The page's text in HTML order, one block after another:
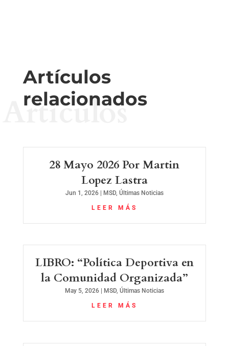
Artículos
relacionados
Artículos
28 Mayo 2026 Por Martin
Lopez Lastra
Jun 1, 2026| MSD, Últimas Noticias
LEER MÁS
LIBRO: “Política Deportiva en
la Comunidad Organizada”
May 5, 2026| MSD, Últimas Noticias
LEER MÁS